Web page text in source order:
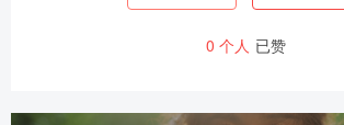
0 个人 已赞